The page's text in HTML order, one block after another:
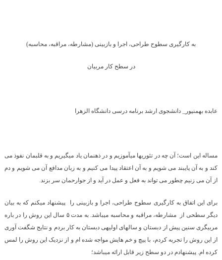
به کارگیری سطوح طراحی، اجرا و بازبینی (مشارطه، مراقبه، محاسبه)
در سطح کار مربیان
عابده بهمن­پور_ دانشجوی ارشد برنامه درسی دانشگاه الزهرا
مساله این است؛ آن چه در تئوری­ها می­آموزیم و در ذهنمان یاد می­گیریم و به قلبمان نفوذ می
کند و به آن پایبند می شویم و به آن اعتقاد پیدا می کنیم و به زبان مدافع آن می شویم و دم
از آن می زنیم چطور می تواند به فعل و عمل در آید و از جوارحمان سر بزند.
برای این اتفاق به کارگیری سطوح طراحی، اجرا و بازبینی را پیشنهاد می­کنم که به بیان
دیگر سطحی از مشارطه، مراقبه و محاسبه می­باشد. به مدت ۵ سال این روش را در باره
مربی­گری سنین پیش از دبستان و سال­های اولیه­ی دبستان به کار بردم و نتایج شگفت آوری
از این روش را تجربه کردم، با پیچ و خم هایش مواجه شده ام و از نزدیک این روش را لمس
کرده ام. پیشنهادم در دو سطح زیر قابل ارائه می­باشد؛